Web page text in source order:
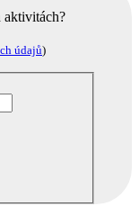
aktivitách?
údajů)